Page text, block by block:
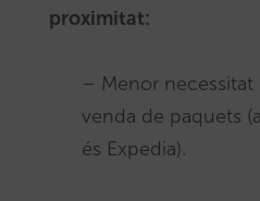
proximitat:
– Menor necessitat
venda de paquets
és Expedia).